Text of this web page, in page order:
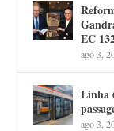
EC
ago 3,
Linha
ago 3,